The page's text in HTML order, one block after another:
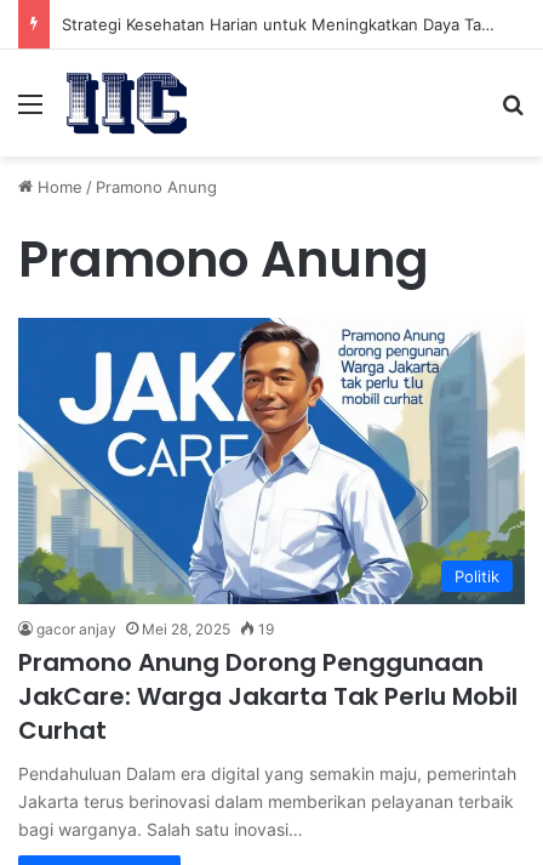
Strategi Kesehatan Harian untuk Meningkatkan Daya Tahan Tubuh dalam Beraktivitas
Menu
Home / Pramono Anung
Pramono Anung
Politik
gacor anjay Mei 28, 2025 19
Pramono Anung Dorong Penggunaan
JakCare: Warga Jakarta Tak Perlu Mobil
Curhat
Pendahuluan Dalam era digital yang semakin maju, pemerintah
Jakarta terus berinovasi dalam memberikan pelayanan terbaik
bagi warganya. Salah satu inovasi…